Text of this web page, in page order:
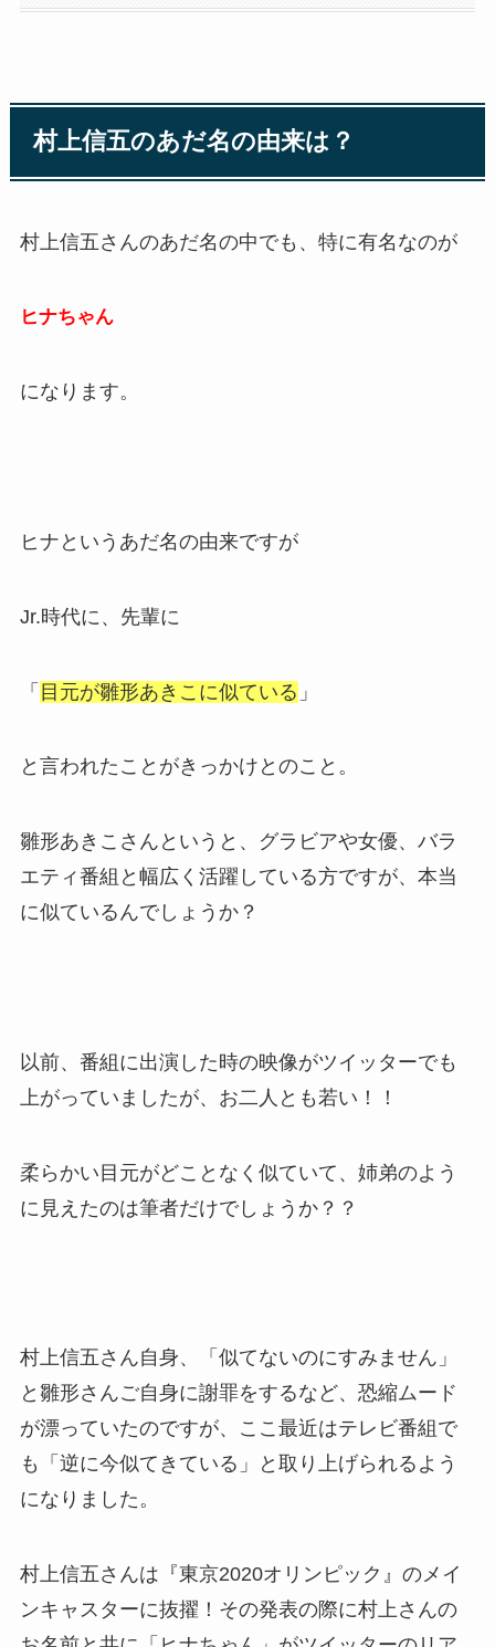
村上信五のあだ名の由来は？
村上信五さんのあだ名の中でも、特に有名なのが
ヒナちゃん
になります。
ヒナというあだ名の由来ですが
Jr.時代に、先輩に
「 目元が雛形あきこに似ている 」
と言われたことがきっかけとのこと。
雛形あきこさんというと、グラビアや女優、バラ
エティ番組と幅広く活躍している方ですが、本当
に似ているんでしょうか？
以前、番組に出演した時の映像がツイッターでも
上がっていましたが、お二人とも若い！！
柔らかい目元がどことなく似ていて、姉弟のよう
に見えたのは筆者だけでしょうか？？
村上信五さん自身、「似てないのにすみません」
と雛形さんご自身に謝罪をするなど、恐縮ムード
が漂っていたのですが、ここ最近はテレビ番組で
も「逆に今似てきている」と取り上げられるよう
になりました。
村上信五さんは『東京2020オリンピック』のメイ
ンキャスターに抜擢！その発表の際に村上さんの